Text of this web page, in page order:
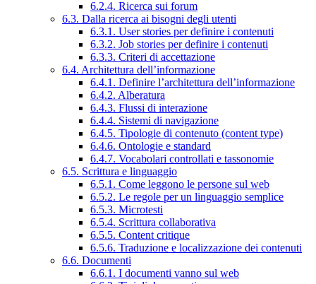
6.2.4. Ricerca sui forum
6.3. Dalla ricerca ai bisogni degli utenti
6.3.1. User stories per definire i contenuti
6.3.2. Job stories per definire i contenuti
6.3.3. Criteri di accettazione
6.4. Architettura dell’informazione
6.4.1. Definire l’architettura dell’informazione
6.4.2. Alberatura
6.4.3. Flussi di interazione
6.4.4. Sistemi di navigazione
6.4.5. Tipologie di contenuto (content type)
6.4.6. Ontologie e standard
6.4.7. Vocabolari controllati e tassonomie
6.5. Scrittura e linguaggio
6.5.1. Come leggono le persone sul web
6.5.2. Le regole per un linguaggio semplice
6.5.3. Microtesti
6.5.4. Scrittura collaborativa
6.5.5. Content critique
6.5.6. Traduzione e localizzazione dei contenuti
6.6. Documenti
6.6.1. I documenti vanno sul web